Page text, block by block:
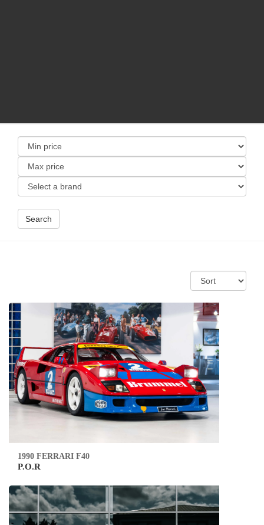
Search
1990 FERRARI F40
P.O.R